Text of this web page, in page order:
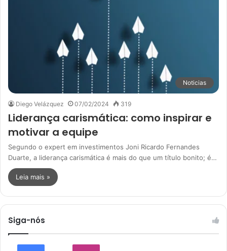
Noticias
Diego Velázquez 07/02/2024 319
Liderança carismática: como inspirar e
motivar a equipe
Segundo o expert em investimentos Joni Ricardo Fernandes
Duarte, a liderança carismática é mais do que um título bonito; é…
Leia mais »
Siga-nós